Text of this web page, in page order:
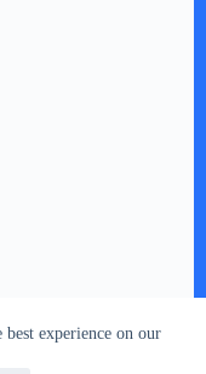
experience on our